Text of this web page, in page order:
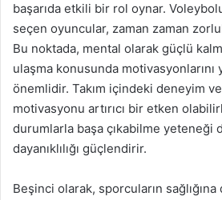
başarıda etkili bir rol oynar.
seçen oyuncular, zaman zaman
Bu noktada, mental olarak güçlü
ulaşma konusunda motivasyonlarını
önemlidir. Takım içindeki deneyim ve
motivasyonu artırıcı bir etken
durumlarla başa çıkabilme yeteneği
dayanıklılığı güçlendirir.
Beşinci olarak, sporcuların